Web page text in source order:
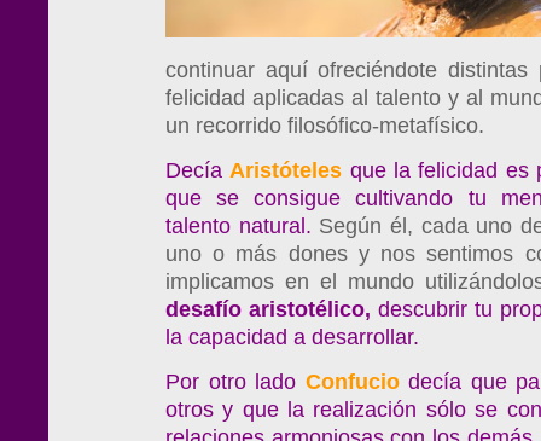
continuar aquí ofreciéndote distintas
felicidad aplicadas al talento y al
un recorrido filosófico-metafísico.
DecíaAristóteles que la felicidad es
que se consigue cultivando tu
talento natural. Según él, cada uno
uno o más dones y nos sentimos
implicamos en el mundo
desafío aristotélico, descubrir tu
la capacidad a desarrollar.
Por otro lado Confuciodecía que
otros y que la realización sólo se